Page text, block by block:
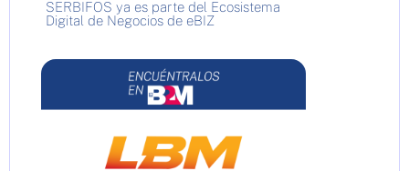
SERBIFOS ya es parte del Ecosistema
Digital de Negocios de eBIZ